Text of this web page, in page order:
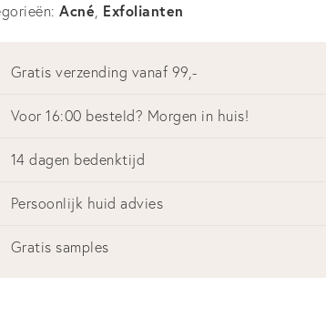
Acné, Exfolianten
Gratis verzending vanaf 99,-
Voor 16:00 besteld? Morgen in huis!
14 dagen bedenktijd
Persoonlijk huid advies
Gratis samples